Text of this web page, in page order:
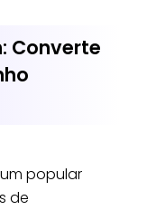
Converte
popular
de